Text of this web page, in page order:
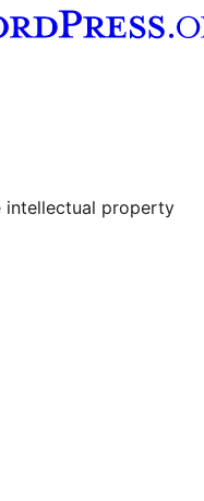
intellectual property